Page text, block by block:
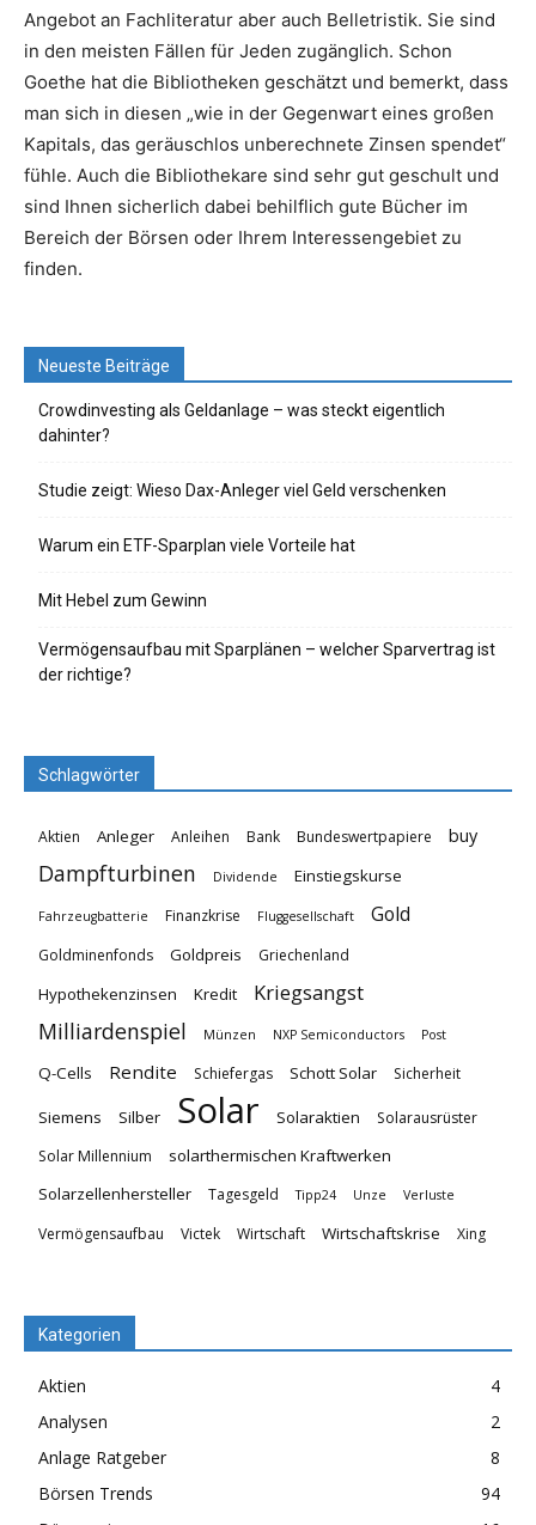
Angebot an Fachliteratur aber auch Belletristik. Sie sind
in den meisten Fällen für Jeden zugänglich. Schon
Goethe hat die Bibliotheken geschätzt und bemerkt, dass
man sich in diesen „wie in der Gegenwart eines großen
Kapitals, das geräuschlos unberechnete Zinsen spendet“
fühle. Auch die Bibliothekare sind sehr gut geschult und
sind Ihnen sicherlich dabei behilflich gute Bücher im
Bereich der Börsen oder Ihrem Interessengebiet zu
finden.
Neueste Beiträge
Crowdinvesting als Geldanlage – was steckt eigentlich
dahinter?
Studie zeigt: Wieso Dax-Anleger viel Geld verschenken
Warum ein ETF-Sparplan viele Vorteile hat
Mit Hebel zum Gewinn
Vermögensaufbau mit Sparplänen – welcher Sparvertrag ist
der richtige?
Schlagwörter
Aktien Anleger Anleihen Bank Bundeswertpapiere buy
Dampfturbinen Dividende Einstiegskurse
Fahrzeugbatterie Finanzkrise Fluggesellschaft Gold
Goldminenfonds Goldpreis Griechenland
Hypothekenzinsen Kredit Kriegsangst
Milliardenspiel Münzen NXP Semiconductors Post
Q-Cells Rendite Schiefergas Schott Solar Sicherheit
Siemens Silber Solar Solaraktien
Solarausrüster
Solar Millennium
solarthermischen Kraftwerken
Solarzellenhersteller
Tagesgeld Tipp24 Unze Verluste
Vermögensaufbau Victek Wirtschaft Wirtschaftskrise Xing
Kategorien
Aktien
4
Analysen
2
Anlage Ratgeber
8
Börsen Trends
94